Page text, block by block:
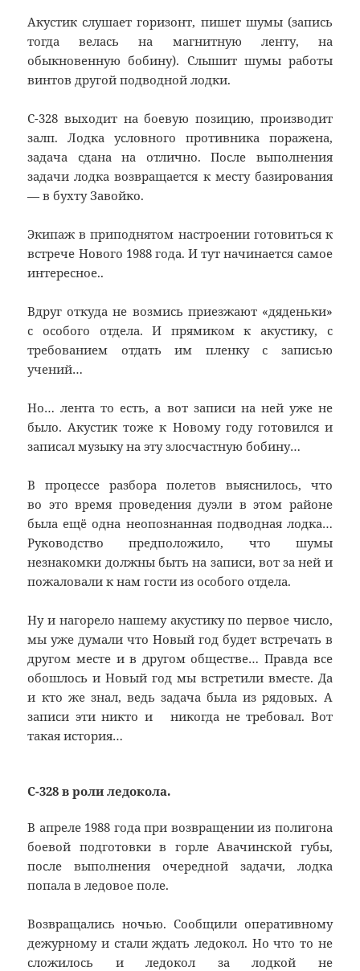
Акустик слушает горизонт, пишет шумы (запись
тогда велась на магнитную ленту, на
обыкновенную бобину). Слышит шумы работы
винтов другой подводной лодки.
С-328 выходит на боевую позицию, производит
залп. Лодка условного противника поражена,
задача сдана на отлично. После выполнения
задачи лодка возвращается к месту базирования
— в бухту Завойко.
Экипаж в приподнятом настроении готовиться к
встрече Нового 1988 года. И тут начинается самое
интересное..
Вдруг откуда не возмись приезжают «дяденьки»
с особого отдела. И прямиком к акустику, с
требованием отдать им пленку с записью
учений…
Но… лента то есть, а вот записи на ней уже не
было. Акустик тоже к Новому году готовился и
записал музыку на эту злосчастную бобину…
В процессе разбора полетов выяснилось, что
во это время проведения дуэли в этом районе
была ещё одна неопознанная подводная лодка…
Руководство предположило, что шумы
незнакомки должны быть на записи, вот за ней и
пожаловали к нам гости из особого отдела.
Ну и нагорело нашему акустику по первое число,
мы уже думали что Новый год будет встречать в
другом месте и в другом обществе… Правда все
обошлось и Новый год мы встретили вместе. Да
и кто же знал, ведь задача была из рядовых. А
записи эти никто и никогда не требовал. Вот
такая история…
С-328 в роли ледокола.
В апреле 1988 года при возвращении из полигона
боевой подготовки в горле Авачинской губы,
после выполнения очередной задачи, лодка
попала в ледовое поле.
Возвращались ночью. Сообщили оперативному
дежурному и стали ждать ледокол. Но что то не
сложилось и ледокол за лодкой не